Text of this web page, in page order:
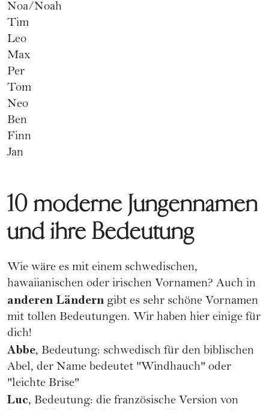
Noa/Noah
Tim
Leo
Max
Per
Tom
Neo
Ben
Finn
Jan
10 moderne Jungennamen
und ihre Bedeutung
Wie wäre es mit einem schwedischen,
hawaiianischen oder irischen Vornamen? Auch in
anderen Ländern gibt es sehr schöne Vornamen
mit tollen Bedeutungen. Wir haben hier einige für
dich!
Abbe, Bedeutung: schwedisch für den biblischen
Abel, der Name bedeutet "Windhauch" oder
"leichte Brise"
Luc, Bedeutung: die französische Version von